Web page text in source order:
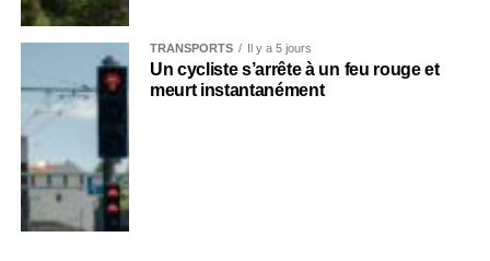
TRANSPORTS Il y a 5 jours
Un cycliste s’arrête à un feu rouge et
meurt instantanément